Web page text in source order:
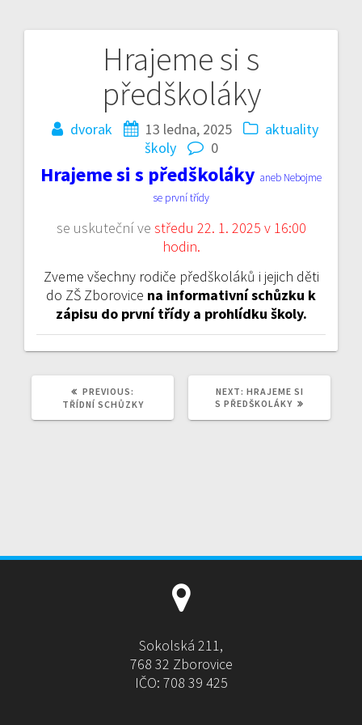
Hrajeme si s
předškoláky
dvorak 13 ledna, 2025
aktuality
školy
0
Hrajeme si s předškoláky aneb Nebojme
se první třídy
se uskuteční ve středu 22. 1. 2025 v 16:00
hodin.
Zveme všechny rodiče předškoláků i jejich děti
do ZŠ Zborovice na informativní schůzku k
zápisu do první třídy a prohlídku školy.
Navigace
příspěvek
PREVIOUS:
POST:
TŘÍDNÍ SCHŮZKY
NEXT: NEXT
POST:
HRAJEME SI
S PŘEDŠKOLÁKY
Sokolská 211,
768 32 Zborovice
IČO: 708 39 425